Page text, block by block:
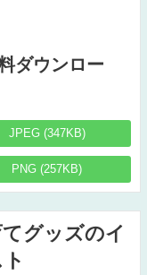
ダウンロー
JPEG (347KB)
PNG (257KB)
グッズのイ